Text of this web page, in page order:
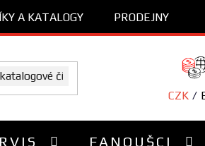
A KATALOGY PRODEJNY
CZK
FANOUŠCI